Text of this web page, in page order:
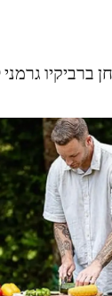
ברביקיו